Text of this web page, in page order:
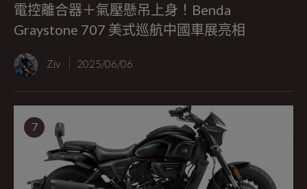
電控離合器＋氣壓懸吊上身！Benda
Graystone 707 美式巡航中國車展亮相
Ziv 2025/06/06
7